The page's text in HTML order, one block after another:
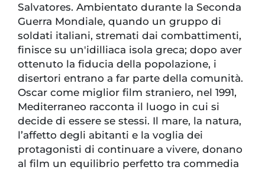
Salvatores. Ambientato durante la Seconda
Guerra Mondiale, quando un gruppo di
soldati italiani, stremati dai combattimenti,
finisce su un'idilliaca isola greca; dopo aver
ottenuto la fiducia della popolazione, i
disertori entrano a far parte della comunità.
Oscar come miglior film straniero, nel 1991,
Mediterraneo racconta il luogo in cui si
decide di essere se stessi. Il mare, la natura,
l’affetto degli abitanti e la voglia dei
protagonisti di continuare a vivere, donano
al film un equilibrio perfetto tra commedia